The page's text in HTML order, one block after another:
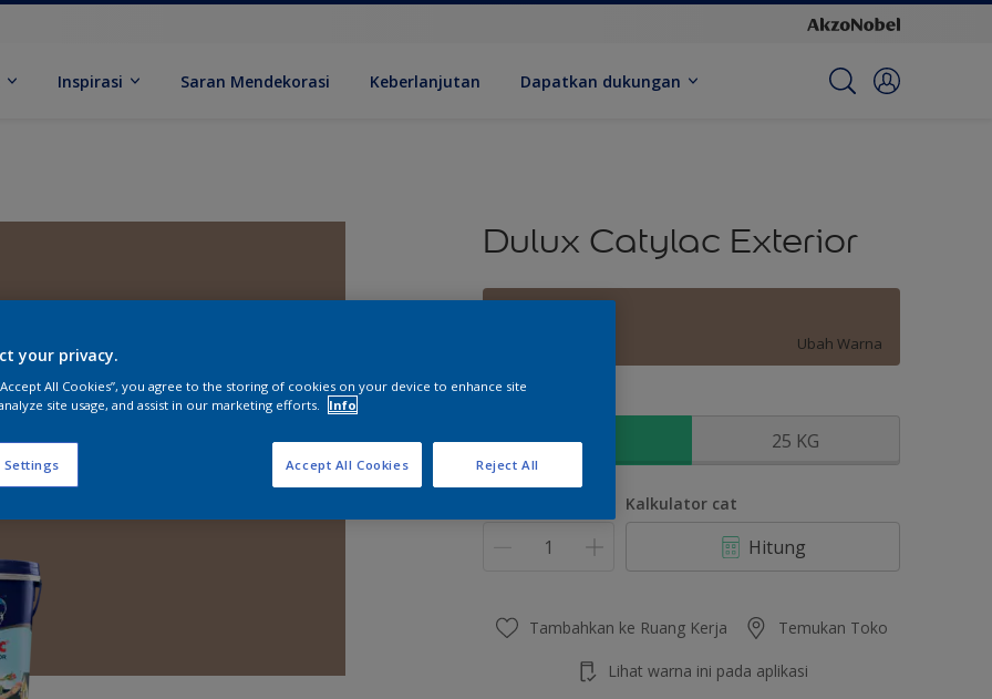
Inspirasi Saran Mendekorasi Keberlanjutan Dapatkan dukungan
Dulux Catylac Exterior
Ubah Warna
5 KG 25 KG
Kalkulator cat
Hitung
Tambahkan ke Ruang Kerja Temukan Toko
Lihat warna ini pada aplikasi
your privacy.
All Cookies”, you agree to the storing of cookies on your device to enhance site
site usage, and assist in our marketing efforts.
Info
Settings Reject All
Accept All Cookies